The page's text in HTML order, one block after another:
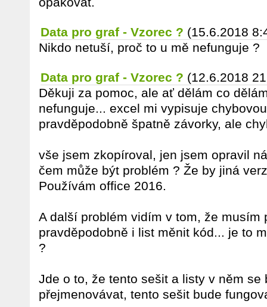
Data pro graf - Vzorec ? (15.6.2018
Nikdo netuší, proč to u mě nefunguje ?
Data pro graf - Vzorec ? (12.6.2018
Děkuji za pomoc, ale ať dělám co
nefunguje... excel mi vypisuje
pravděpodobně špatně závorky, ale
vše jsem zkopíroval, jen jsem opravil
čem může být problém ? Že by jiná
Používám office 2016.
A další problém vidím v tom, že musím
pravděpodobně i list měnit kód... je to
?
Jde o to, že tento sešit a listy v něm se
přejmenovávat, tento sešit bude